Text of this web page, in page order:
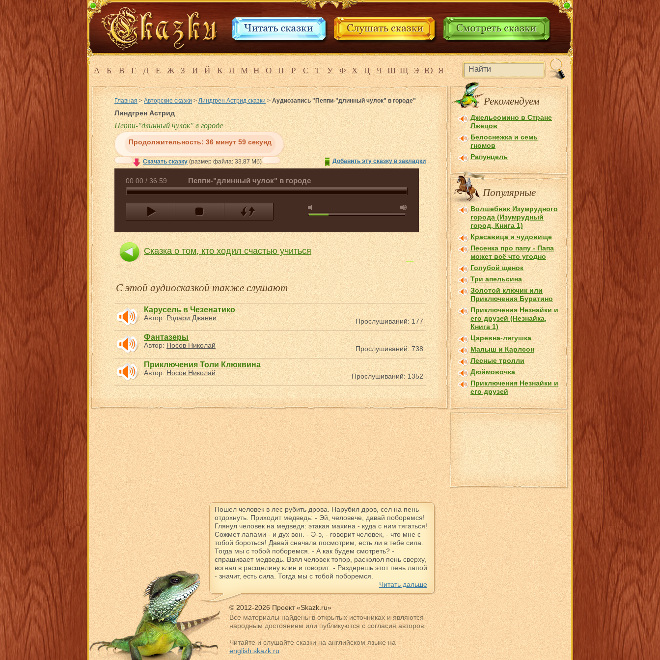
А Б В Г Д Е Ж З И Й К Л М Н О П Р С Т У Ф Х Ц Ч Ш Щ Э Ю Я
Рекомендуем
Джельсомино в Стране
Лжецов
Белоснежка и семь
гномов
Рапунцель
Популярные
Волшебник Изумрудного
города (Изумрудный
город, Книга 1)
Красавица и чудовище
Песенка про папу - Папа
может всё что угодно
Голубой щенок
Три апельсина
Золотой ключик или
Приключения Буратино
Приключения Незнайки и
его друзей (Незнайка,
Книга 1)
Царевна-лягушка
Малыш и Карлсон
Лесные тролли
Дюймовочка
Приключения Незнайки и
его друзей
Главная >Авторские сказки>Линдгрен Астрид сказки>Аудиозапись "Пеппи-"длинный чулок" в городе"
Линдгрен Астрид
Пеппи-"длинный чулок" в городе
Продолжительность: 36 минут 59 секунд
Скачать сказку(размер файла: 33.87 Мб) Добавить эту сказку в закладки
00:00 / 36:59 Пеппи-"длинный чулок" в городе
Сказка о том, кто ходил счастью учиться
Пеппи и Стефенсен
С этой аудиосказкой также слушают
Карусель в Чезенатико
Автор:Родари Джанни Прослушиваний: 177
Фантазеры
Автор:Носов Николай Прослушиваний: 738
Приключения Толи Клюквина
Автор:Носов Николай Прослушиваний: 1352
Пошел человек в лес рубить дрова. Нарубил дров, сел на пень
отдохнуть. Приходит медведь: - Эй, человече, давай поборемся!
Глянул человек на медведя: этакая махина - куда с ним тягаться!
Сожмет лапами - и дух вон. - Э-э, - говорит человек, - что мне с
тобой бороться! Давай сначала посмотрим, есть ли в тебе сила.
Тогда мы с тобой поборемся. - А как будем смотреть? -
спрашивает медведь. Взял человек топор, расколол пень сверху,
вогнал в расщелину клин и говорит: - Раздерешь этот пень лапой
- значит, есть сила. Тогда мы с тобой поборемся.
Читать дальше
© 2012-2026 Проект «Skazk.ru»
Все материалы найдены в открытых источниках и являются
народным достоянием или публикуются с согласия авторов.
Читайте и слушайте сказки на английском языке на
english.skazk.ru